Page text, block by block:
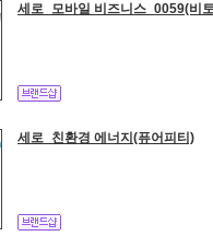
세로_모바일 비즈니스_0059(비
세로_친환경 에너지(퓨어피티)